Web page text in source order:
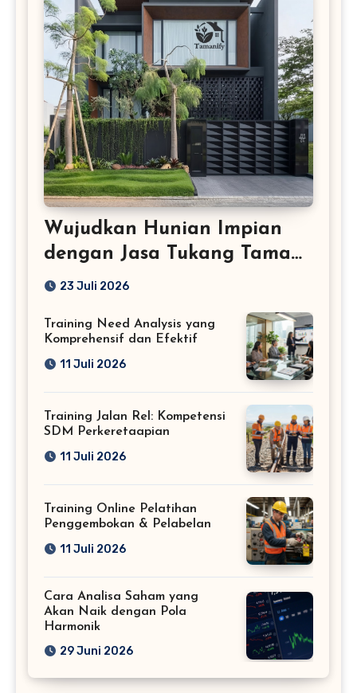
Wujudkan Hunian Impian
dengan Jasa Tukang Taman
Profesional
23 Juli 2026
Training Need Analysis yang
Komprehensif dan Efektif
11 Juli 2026
Training Jalan Rel: Kompetensi
SDM Perkeretaapian
11 Juli 2026
Training Online Pelatihan
Penggembokan & Pelabelan
11 Juli 2026
Cara Analisa Saham yang
Akan Naik dengan Pola
Harmonik
29 Juni 2026